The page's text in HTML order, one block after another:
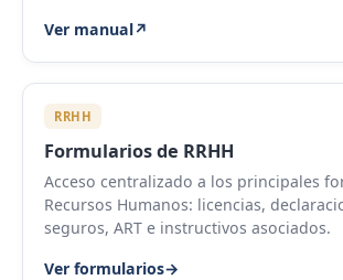
Ver manual↗
RRHH
Formularios de RRHH
Acceso centralizado a los principales
Recursos Humanos: licencias,
seguros, ART e instructivos asociados.
Ver formularios→